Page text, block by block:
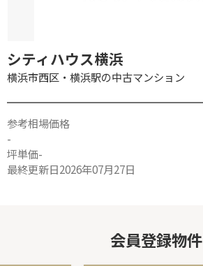
シティハウス横浜
横浜市西区・横浜駅の中古マンション
参考相場価格
-
坪単価-
最終更新日2026年07月27日
会員登録物件